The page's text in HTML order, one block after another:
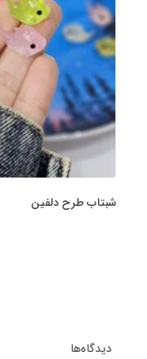
شبتاب طرح دلفین
دیدگاه‌ها